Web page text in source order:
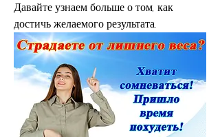
Давайте узнаем больше о том, как
достичь желаемого результата.